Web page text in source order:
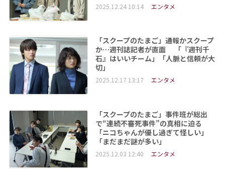
2025.12.24 10:14 エンタメ
「スクープのたまご」通報かスクープ
か…週刊誌記者が直面 「『週刊千
石』はいいチーム」「人脈と信頼が大
切」
2025.12.17 13:17 エンタメ
「スクープのたまご」事件班が総出
で“連続不審死事件”の真相に迫る
「ニコちゃんが優し過ぎて怪しい」
「まだまだ謎が多い」
2025.12.03 12:40 エンタメ